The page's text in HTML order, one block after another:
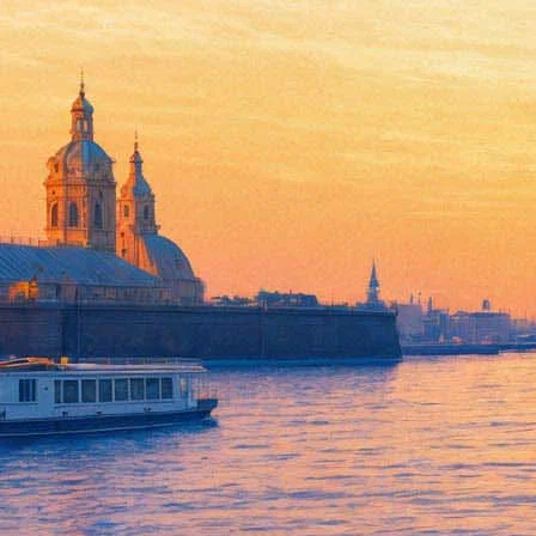
Поправки в антипиратский
пиратские фильмы до
13 марта 2019, 15:34 Версия для печати
Минкультуры внесло в правительство проект поправок в
13 марта министр культуры Владимир Мединский, такие
Главным новшеством станет то, что правообладатели ещё до
видеоматериалы, обяжут указывать свои контактные данные.
— Закон по борьбе с пиратством сейчас работает, однако
Мединский. — Проект, который был внесен в феврале,
Беспокойство Минкульта и кинодеятелей вызывают и
одна из главных задач — законодательно обеспечить, чтобы
контент в Сети: